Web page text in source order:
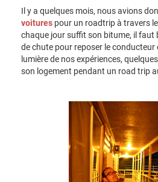
Il y a quelques mois, nous avions
voitures pour un roadtrip à travers
chaque jour suffit son bitume, il faut
de chute pour reposer le conducteur
lumière de nos expériences,
son logement pendant un road trip